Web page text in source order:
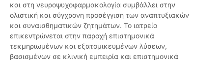
και στη νευροψυχοφαρμακολογία συμβάλλει στην
ολιστική και σύγχρονη προσέγγιση των αναπτυξιακών
και συναισθηματικών ζητημάτων. Το ιατρείο
επικεντρώνεται στην παροχή επιστημονικά
τεκμηριωμένων και εξατομικευμένων λύσεων,
βασισμένων σε κλινική εμπειρία και επιστημονικά